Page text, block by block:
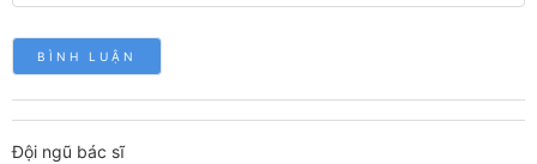
Đội ngũ bác sĩ